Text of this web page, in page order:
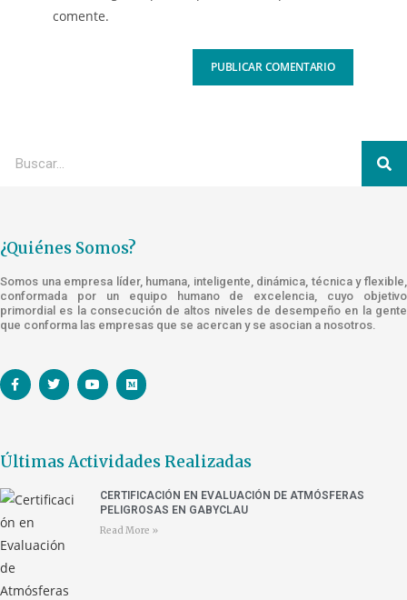
comente.
¿Quiénes Somos?
Somos una empresa líder, humana, inteligente, dinámica, técnica y flexible,
conformada por un equipo humano de excelencia, cuyo objetivo
primordial es la consecución de altos niveles de desempeño en la gente
que conforma las empresas que se acercan y se asocian a nosotros.
Últimas Actividades Realizadas
CERTIFICACIÓN EN EVALUACIÓN DE ATMÓSFERAS
PELIGROSAS EN GABYCLAU
Read More »